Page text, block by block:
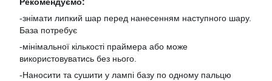
-знімати липкий шар перед нанесенням наступного шару.
База потребує
-мінімальної кількості праймера або може
використовуватись без нього.
-Наносити та сушити у лампі базу по одному пальцю